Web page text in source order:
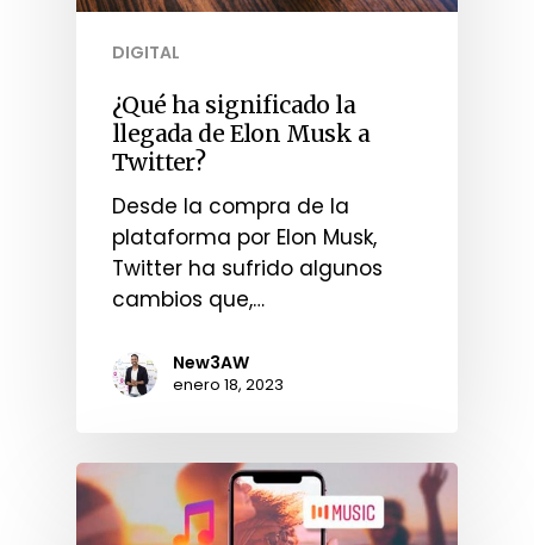
DIGITAL
¿Qué ha significado la
llegada de Elon Musk a
Twitter?
Desde la compra de la
plataforma por Elon Musk,
Twitter ha sufrido algunos
cambios que,…
New3AW
enero 18, 2023